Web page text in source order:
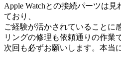
Apple Watchとの接続パーツは
ており、
ご経験が活かされていることに
リングの修理も依頼通りの作業
次回も必ずお願いします。本当